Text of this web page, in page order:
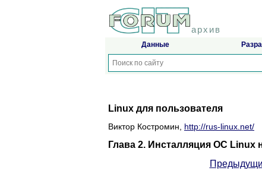
архив
Данные
Linux для пользователя
Виктор Костромин, http://rus-linux.net/
Глава 2. Инсталляция ОС Linux